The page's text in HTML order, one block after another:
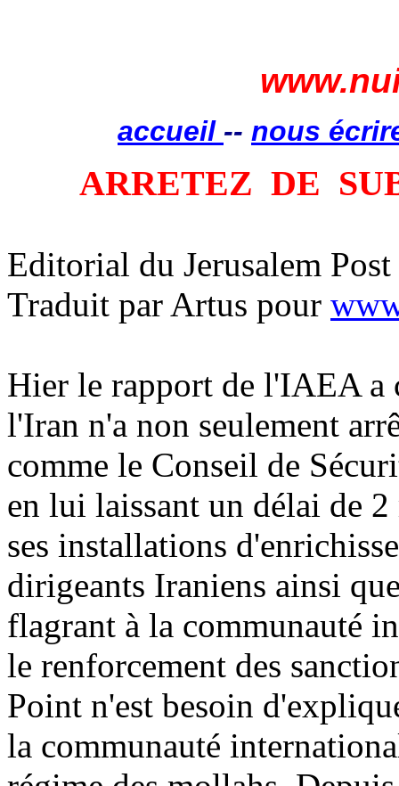
accueil -- nous
ARRETEZ DE
Editorial du Jerusalem
Traduit par Artus pour
Hier le rapport de l'IAEA a
l'Iran n'a non seulement
comme le Conseil de
en lui laissant un délai de
ses installations
dirigeants Iraniens ainsi
flagrant à la communauté
le renforcement des
Point n'est besoin
la communauté